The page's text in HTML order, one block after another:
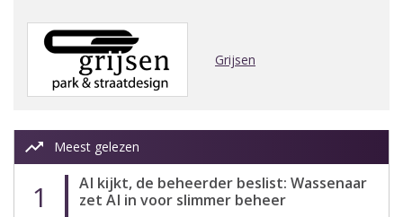
Grijsen
trending_up Meest gelezen
1
AI kijkt, de beheerder beslist: Wassenaar
zet AI in voor slimmer beheer